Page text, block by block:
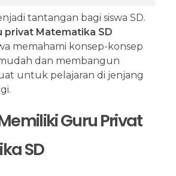
tantangan bagi siswa SD.
privat Matematika SD
memahami konsep-konsep
dan membangun
untuk pelajaran di jenjang
Guru Privat
SD